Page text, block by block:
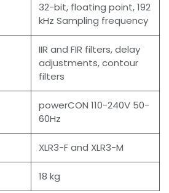
32-bit, floating point, 192
kHz Sampling frequency
IIR and FIR filters, delay
adjustments, contour
filters
powerCON 110-240V 50-
60Hz
XLR3-F and XLR3-M
18 kg